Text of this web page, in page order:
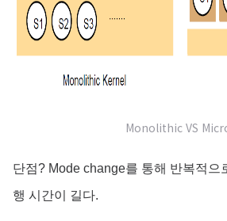
Monolithic VS
단점? Mode change를 통해 반복적으
행 시간이 길다.